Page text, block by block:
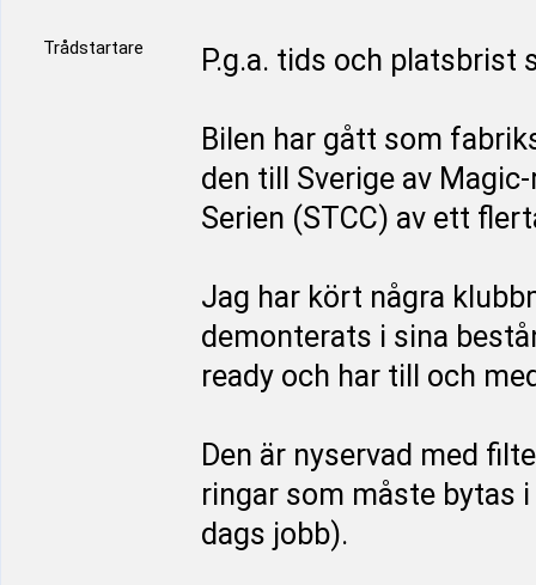
Trådstartare P.g.a. tids och platsbrist
Bilen har gått som
den till Sverige av
Serien (STCC) av ett
Jag har kört några
demonterats i sina
ready och har till och
Den är nyservad med
ringar som måste bytas
dags jobb).